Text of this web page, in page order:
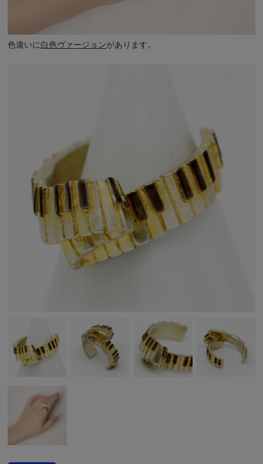
色違いに白色ヴァージョンがあります。